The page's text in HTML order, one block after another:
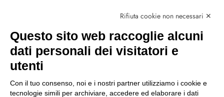
Wishlist
CEP GREEN
Fanano (MO)
Rifiuta cookie non necessari ✕
Questo sito web raccoglie alcuni
dati personali dei visitatori e
utenti
Con il tuo consenso, noi e i nostri partner utilizziamo i cookie e
tecnologie simili per archiviare, accedere ed elaborare i dati